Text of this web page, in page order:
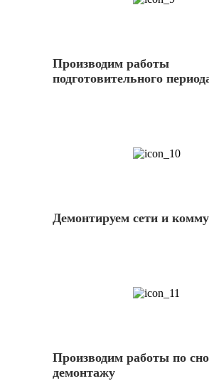
Производим работы
подготовительного
Демонтируем сети и
Производим работы по
демонтажу